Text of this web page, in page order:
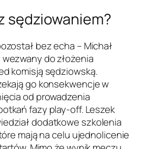
sędziowaniem?
bez echa – Michał
do złożenia
komisją sędziowską.
go konsekwencje w
od prowadzenia
fazy play-off. Leszek
dodatkowe szkolenia
mają na celu ujednolicenie